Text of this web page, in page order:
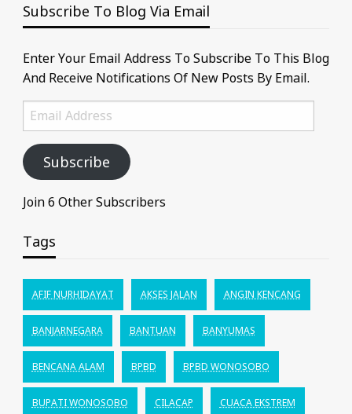
Subscribe To Blog Via Email
Enter Your Email Address To Subscribe To This Blog
And Receive Notifications Of New Posts By Email.
Email
Address
Subscribe
Join 6 Other Subscribers
Tags
AFIF NURHIDAYAT AKSES JALAN ANGIN KENCANG
BANJARNEGARA BANTUAN BANYUMAS
BENCANA ALAM BPBD BPBD WONOSOBO
BUPATI WONOSOBO CILACAP CUACA EKSTREM